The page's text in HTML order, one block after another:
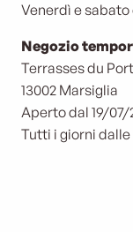
Venerdì e sabato
Negozio
Terrasses du
13002 Marsiglia
Aperto dal 19/07/
Tutti i giorni dalle